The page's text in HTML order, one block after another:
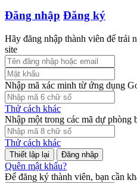
Đăng nhập Đăng ký
Hãy đăng nhập thành viên để trải
site
Nhập mã xác minh từ ứng dụng
Thử cách khác
Nhập một trong các mã dự phòng
Thử cách khác
Đăng nhập
Quên mật khẩu?
Để đăng ký thành viên, bạn cần